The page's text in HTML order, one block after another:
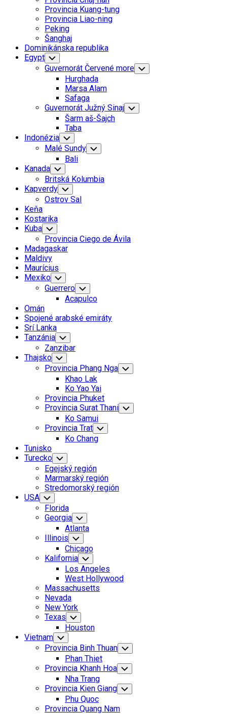
Menu
Provincia Kuang-tung
Provincia Liao-ning
Peking
Šanghaj
Dominikánska republika
Egypt Toggle
Child
Menu
Guvernorát Červené more Toggle
Child
Hurghada
Marsa Alam
Safaga
Guvernorát Južný Sinaj Toggle
Child
Šarm aš-Šajch
Taba
Indonézia Toggle
Child
Menu
Malé Sundy Toggle
Child
Bali
Kanada Toggle
Child
Menu
Britská Kolumbia
Kapverdy Toggle
Child
Menu
Ostrov Sal
Keňa
Kostarika
Kuba Toggle
Child
Menu
Provincia Ciego de Ávila
Madagaskar
Maldivy
Maurícius
Mexiko Toggle
Child
Menu
Guerrero Toggle
Child
Menu
Acapulco
Omán
Spojené arabské emiráty
Srí Lanka
Tanzánia Toggle
Child
Menu
Zanzibar
Thajsko Toggle
Child
Menu
Provincia Phang Nga Toggle
Child
Khao Lak
Ko Yao Yai
Provincia Phuket
Provincia Surat Thani Toggle
Child
Ko Samui
Provincia Trat Toggle
Child
Menu
Ko Chang
Tunisko
Turecko Toggle
Child
Menu
Egejský región
Marmarský región
Stredomorský región
USA Toggle
Child
Menu
Florida
Georgia Toggle
Child
Menu
Atlanta
Illinois Toggle
Child
Menu
Chicago
Kalifornia Toggle
Child
Menu
Los Angeles
West Hollywood
Massachusetts
Nevada
New York
Texas Toggle
Child
Menu
Houston
Vietnam Toggle
Child
Menu
Provincia Binh Thuan Toggle
Child
Menu
Phan Thiet
Provincia Khanh Hoa Toggle
Child
Menu
Nha Trang
Provincia Kien Giang Toggle
Child
Phu Quoc
Provincia Quang Nam